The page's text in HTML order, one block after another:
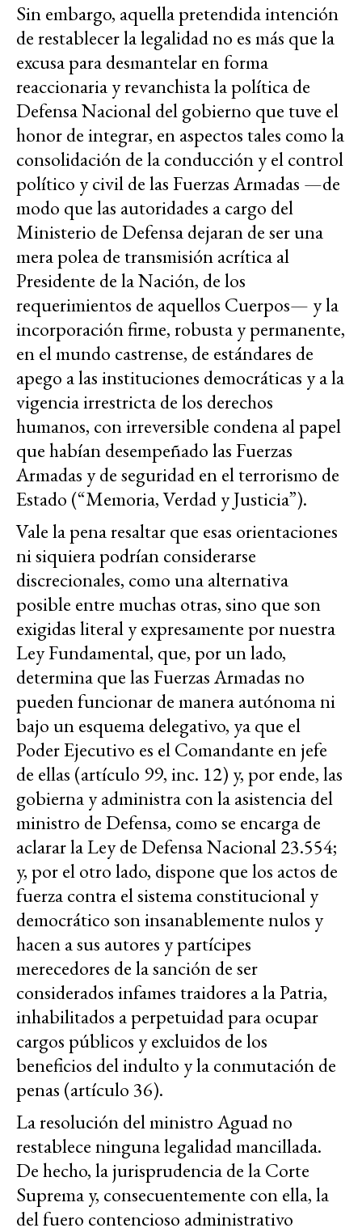
Sin embargo, aquella pretendida intención
de restablecer la legalidad no es más que la
excusa para desmantelar en forma
reaccionaria y revanchista la política de
Defensa Nacional del gobierno que tuve el
honor de integrar, en aspectos tales como la
consolidación de la conducción y el control
político y civil de las Fuerzas Armadas —de
modo que las autoridades a cargo del
Ministerio de Defensa dejaran de ser una
mera polea de transmisión acrítica al
Presidente de la Nación, de los
requerimientos de aquellos Cuerpos— y la
incorporación firme, robusta y permanente,
en el mundo castrense, de estándares de
apego a las instituciones democráticas y a la
vigencia irrestricta de los derechos
humanos, con irreversible condena al papel
que habían desempeñado las Fuerzas
Armadas y de seguridad en el terrorismo de
Estado (“Memoria, Verdad y Justicia”).
Vale la pena resaltar que esas orientaciones
ni siquiera podrían considerarse
discrecionales, como una alternativa
posible entre muchas otras, sino que son
exigidas literal y expresamente por nuestra
Ley Fundamental, que, por un lado,
determina que las Fuerzas Armadas no
pueden funcionar de manera autónoma ni
bajo un esquema delegativo, ya que el
Poder Ejecutivo es el Comandante en jefe
de ellas (artículo 99, inc. 12) y, por ende, las
gobierna y administra con la asistencia del
ministro de Defensa, como se encarga de
aclarar la Ley de Defensa Nacional 23.554;
y, por el otro lado, dispone que los actos de
fuerza contra el sistema constitucional y
democrático son insanablemente nulos y
hacen a sus autores y partícipes
merecedores de la sanción de ser
considerados infames traidores a la Patria,
inhabilitados a perpetuidad para ocupar
cargos públicos y excluidos de los
beneficios del indulto y la conmutación de
penas (artículo 36).
La resolución del ministro Aguad no
restablece ninguna legalidad mancillada.
De hecho, la jurisprudencia de la Corte
Suprema y, consecuentemente con ella, la
del fuero contencioso administrativo